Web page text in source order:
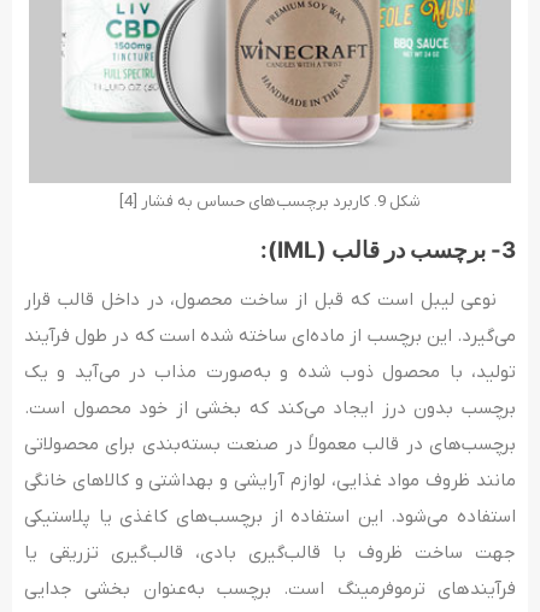
شکل 9. کاربرد برچسب‌های حساس به فشار [4]
3- برچسب در قالب (IML):
نوعی لیبل است که قبل از ساخت محصول، در داخل قالب قرار
می‌گیرد. این برچسب از ماده‌ای ساخته شده است که در طول فرآیند
تولید، با محصول ذوب شده و به‌صورت مذاب در می‌آید و یک
برچسب بدون درز ایجاد می‌کند که بخشی از خود محصول است.
برچسب‌های در قالب معمولاً در صنعت بسته‌بندی برای محصولاتی
مانند ظروف مواد غذایی، لوازم آرایشی و بهداشتی و کالاهای خانگی
استفاده می‌شود. این استفاده از برچسب‌های کاغذی یا پلاستیکی
جهت ساخت ظروف با قالب‌گیری بادی، قالب‌گیری تزریقی یا
فرآیندهای ترموفرمینگ است. برچسب به‌عنوان بخشی جدایی